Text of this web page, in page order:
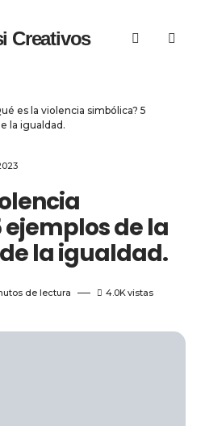
es la violencia simbólica? 5
la igualdad.
de la
la igualdad.
de lectura 4.0Kvistas